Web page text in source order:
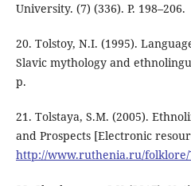
University. (7) (336). P. 198–206.
20. Tolstoy, N.I. (1995).
Slavic mythology and
p.
21. Tolstaya, S.M. (2005).
and Prospects [Electronic
http://www.ruthenia.ru/folklore/